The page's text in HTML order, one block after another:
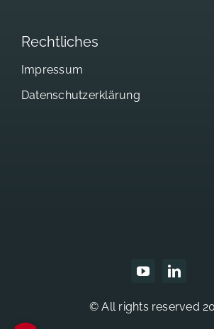
Rechtliches
Impressum
Datenschutzerklärung
© All rights reserved